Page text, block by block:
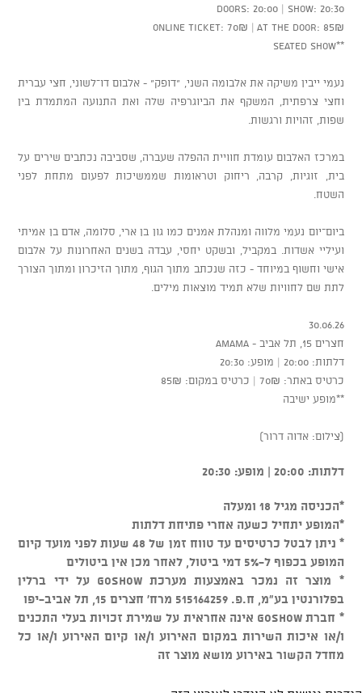
Doors: 20:00 | Show: 20:30
Online ticket: 70₪ | At the door: 85₪
**Seated show
נעמי ייבין משיקה את אלבומה השני, “דופק” - אלבום דו־לשוני, חצי עברית
וחצי צרפתית, המשקף את הביוגרפיה שלה ואת התנועה המתמדת בין
שפות, זהויות ורגשות.
במרכז האלבום עומדת חוויית ההפלה שעברה, שסביבה נכתבים שירים על
בית, זוגיות, קרבה, ריחוק וטראומות שממשיכות לפעום מתחת לפני
השטח.
ביום־יום נעמי מלווה ומנהלת אמנים כמו גון בן ארי, סלומה, אדם בן אמיתי
ועיליי אשדות. במקביל, ובשקט יחסי, עבדה בשנים האחרונות על אלבום
אישי וחשוף במיוחד - כזה שנכתב מתוך הגוף, מתוך הזיכרון ומתוך הצורך
לתת שם לחוויות שלא תמיד מוצאות מילים.
30.06.26
חצרים 15, תל אביב - AMAMA
דלתות: 20:00 | מופע: 20:30
כרטיס באתר: 70₪ | כרטיס במקום: 85₪
**מופע ישיבה
(צילום: אדוה דרור)
דלתות: 20:00 | מופע: 20:30
*הכניסה מגיל 18 ומעלה
*המופע יתחיל כשעה אחרי פתיחת דלתות
* ניתן לבטל כרטיסים עד טווח זמן של 48 שעות לפני מועד קיום
המופע בכפוף ל-5% דמי ביטול, לאחר מכן אין ביטולים
* מוצר זה נמכר באמצעות מערכת GOSHOW על ידי ברלין
בפלורנטין בע"מ, ח.פ. 515164259 מרח' חצרים 15, תל אביב-יפו
* חברת GOSHOW אינה אחראית על שמירת זכויות בעלי התכנים
ו/או איכות השירות במקום האירוע ו/או קיום האירוע ו/או כל
מחדל הקשור באירוע מושא מוצר זה